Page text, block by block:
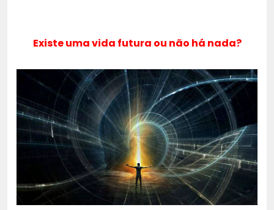
Existe uma vida futura ou não há nada?